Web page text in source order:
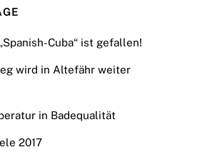
Cuba“ ist gefallen!
wird in Altefähr weiter
in Badequalität
2017